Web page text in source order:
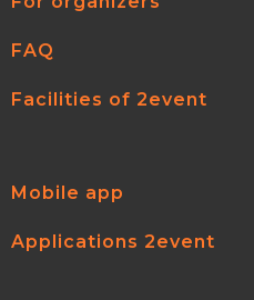
FAQ
Facilities of 2event
Mobile app
Applications 2event